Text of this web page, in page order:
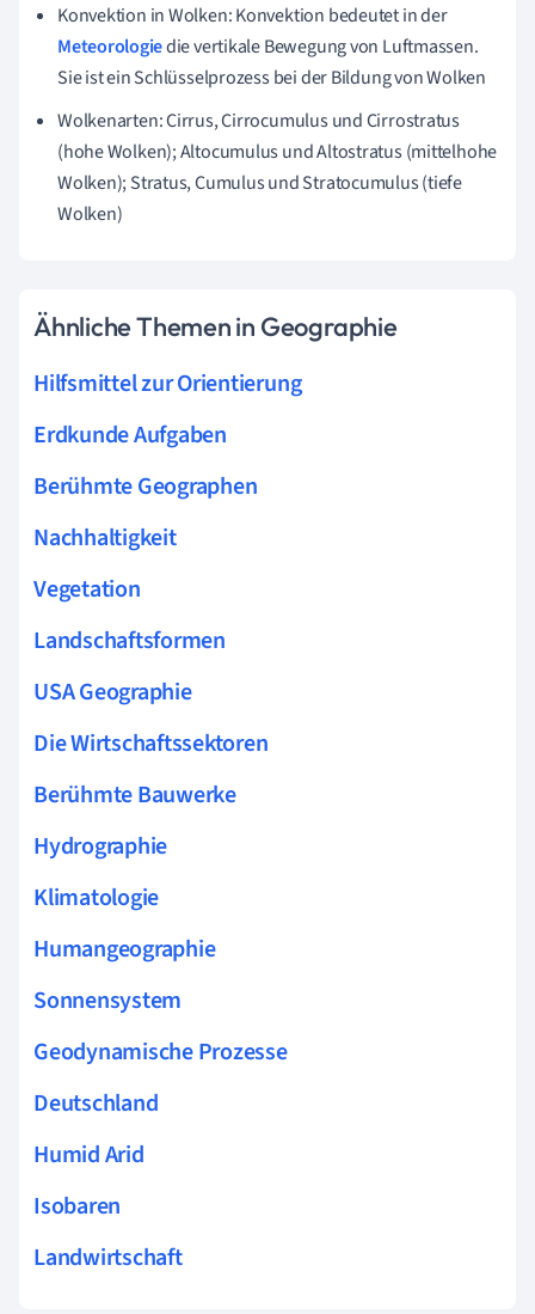
Konvektion in Wolken: Konvektion bedeutet in der
Meteorologiedie vertikale Bewegung von Luftmassen.
Sie ist ein Schlüsselprozess bei der Bildung von Wolken
Wolkenarten: Cirrus, Cirrocumulus und Cirrostratus
(hohe Wolken); Altocumulus und Altostratus (mittelhohe
Wolken); Stratus, Cumulus und Stratocumulus (tiefe
Wolken)
Ähnliche Themen in Geographie
Hilfsmittel zur Orientierung
Erdkunde Aufgaben
Berühmte Geographen
Nachhaltigkeit
Vegetation
Landschaftsformen
USA Geographie
Die Wirtschaftssektoren
Berühmte Bauwerke
Hydrographie
Klimatologie
Humangeographie
Sonnensystem
Geodynamische Prozesse
Deutschland
Humid Arid
Isobaren
Landwirtschaft